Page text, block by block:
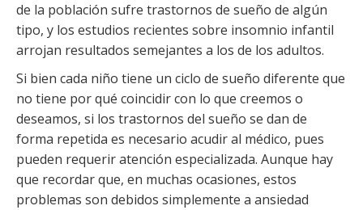
de la población sufre trastornos de sueño de algún
tipo, y los estudios recientes sobre insomnio infantil
arrojan resultados semejantes a los de los adultos.
Si bien cada niño tiene un ciclo de sueño diferente que
no tiene por qué coincidir con lo que creemos o
deseamos, si los trastornos del sueño se dan de
forma repetida es necesario acudir al médico, pues
pueden requerir atención especializada. Aunque hay
que recordar que, en muchas ocasiones, estos
problemas son debidos simplemente a ansiedad